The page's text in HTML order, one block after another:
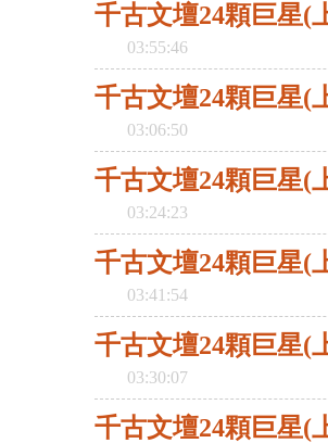
千古文壇24顆巨星(
03:55:46
千古文壇24顆巨星(
03:06:50
千古文壇24顆巨星(
03:24:23
千古文壇24顆巨星(
03:41:54
千古文壇24顆巨星(
03:30:07
千古文壇24顆巨星(